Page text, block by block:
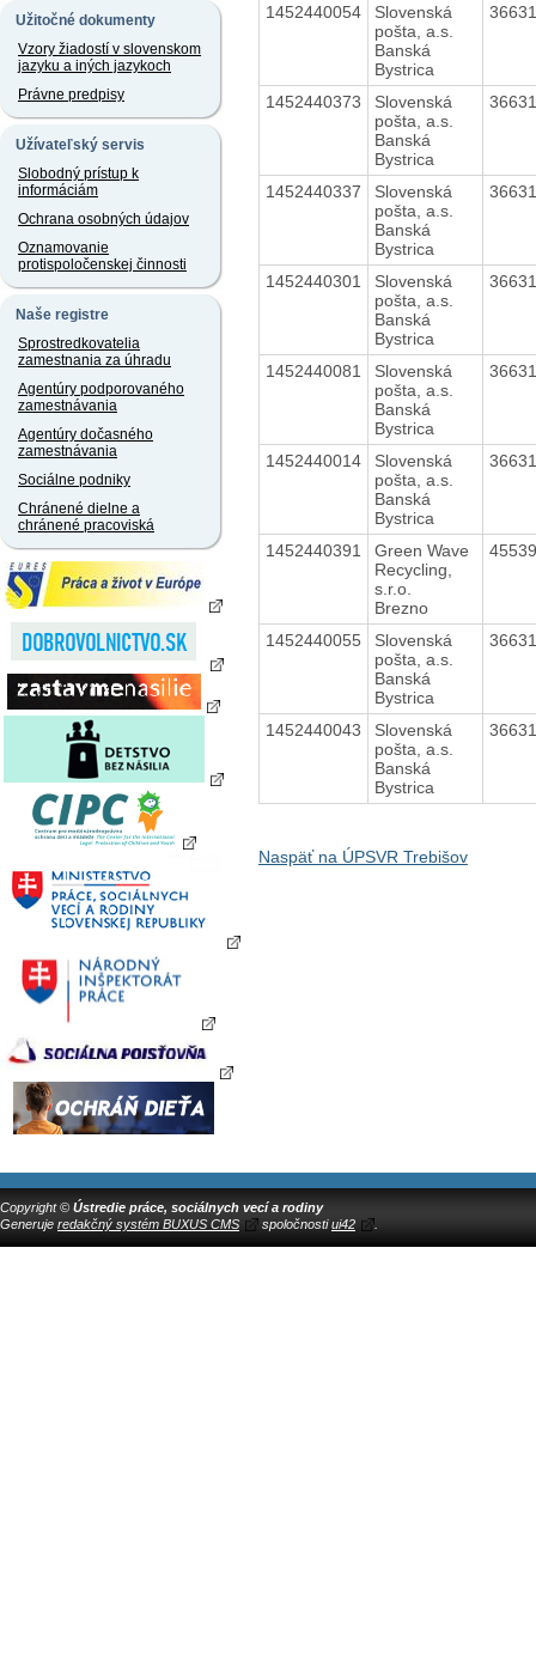
Užitočné dokumenty
Vzory žiadostí v slovenskom
jazyku a iných jazykoch
Právne predpisy
Užívateľský servis
Slobodný prístup k
informáciám
Ochrana osobných údajov
Oznamovanie
protispoločenskej činnosti
Naše registre
Sprostredkovatelia
zamestnania za úhradu
Agentúry podporovaného
zamestnávania
Agentúry dočasného
zamestnávania
Sociálne podniky
Chránené dielne a
chránené pracoviská
1452440054
Slovenská
pošta, a.s.
Banská
Bystrica
1452440373
Slovenská
pošta, a.s.
Banská
Bystrica
1452440337
Slovenská
pošta, a.s.
Banská
Bystrica
1452440301
Slovenská
pošta, a.s.
Banská
Bystrica
1452440081
Slovenská
pošta, a.s.
Banská
Bystrica
1452440014
Slovenská
pošta, a.s.
Banská
Bystrica
1452440391
Green Wave
Recycling,
s.r.o.
Brezno
1452440055
Slovenská
pošta, a.s.
Banská
Bystrica
1452440043
Slovenská
pošta, a.s.
Banská
Bystrica
Naspäť na ÚPSVR Trebišov
Copyright © Ústredie práce, sociálnych vecí a rodiny
Generuje redakčný systém BUXUS CMS spoločnostiui42